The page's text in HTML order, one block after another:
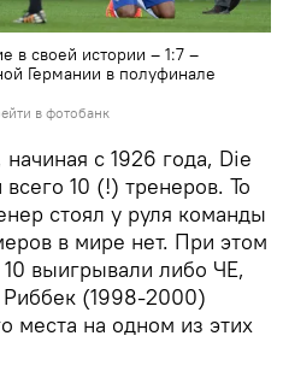
в своей истории – 1:7 –
Германии в полуфинале
в фотобанк
с 1926 года, Die
10 (!) тренеров. То
стоял у руля команды
в мире нет. При этом
выигрывали либо ЧЕ,
(1998-2000)
места на одном из этих